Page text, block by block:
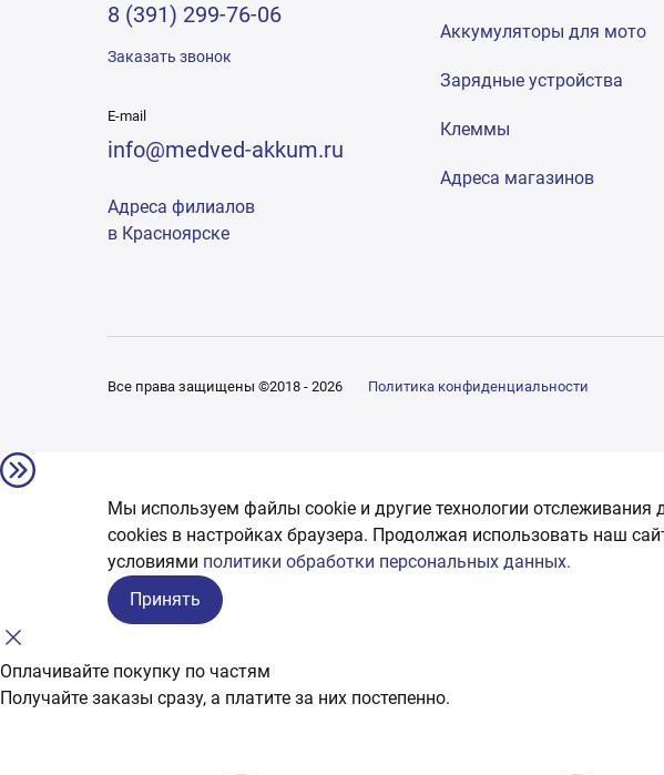
8 (391) 299-76-06
Заказать звонок
E-mail
info@medved-akkum.ru
Адреса филиалов
в Красноярске
Аккумуляторы для мото
Зарядные устройства
Клеммы
Адреса магазинов
Все права защищены ©2018 - 2026 Политика конфиденциальности
Мы используем файлы cookie и другие технологии
сookies в настройках браузера. Продолжая использовать наш
условиями политики обработки персональных данных.
Принять
Оплачивайте покупку по частям
Получайте заказы сразу, а платите за них постепенно.